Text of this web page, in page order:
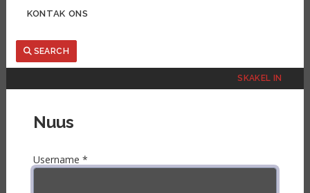
KONTAK ONS
SearchSEARCH
SKAKEL IN
Nuus
Username *